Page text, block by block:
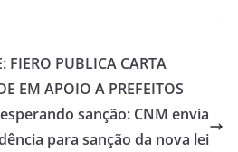
FIERO PUBLICA CARTA
EM APOIO A PREFEITOS
sanção: CNM envia
para sanção da nova lei